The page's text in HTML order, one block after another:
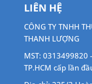
LIÊN HỆ
CÔNG TY TNHH
THANH LƯỢNG
MST:
TP.HCM cấp lần